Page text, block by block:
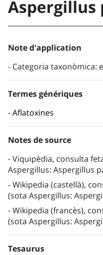
Aspergillus
Note d'application
Categoria taxonòmica:
Termes génériques
Aflatoxines
Notes de source
Viquipèdia, consulta
Aspergillus: Aspergillus
Wikipedia (castellà),
(sota Aspergillus:
Wikipedia (francès),
(sota Aspergillus:
Tesaurus